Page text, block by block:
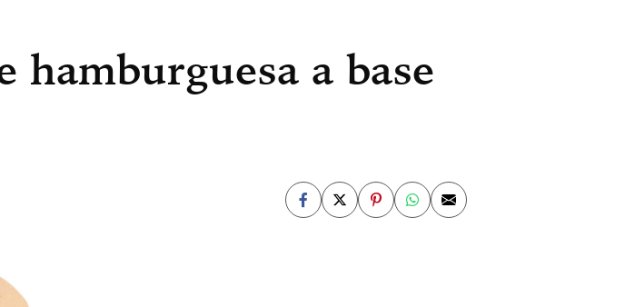
hamburguesa a base